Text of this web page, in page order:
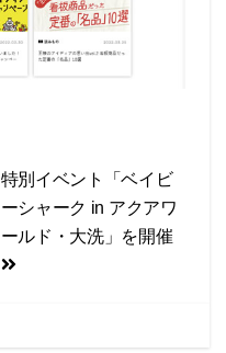
特別イベント「ベイビ
ーシャーク in アクアワ
ールド・大洗」を開催